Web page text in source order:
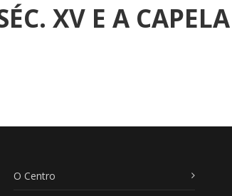
XV E A
O Centro